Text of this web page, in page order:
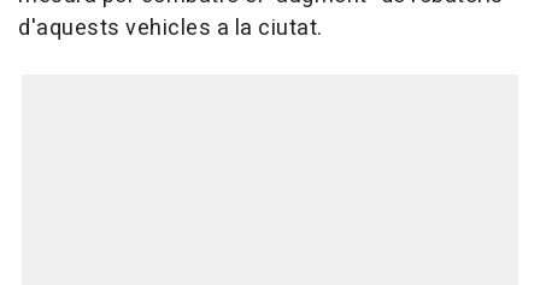
d'aquests vehicles a la ciutat.